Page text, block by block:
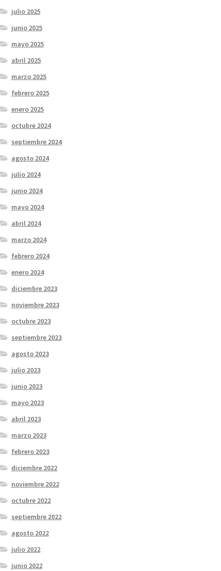
julio 2025
junio 2025
mayo 2025
abril 2025
marzo 2025
febrero 2025
enero 2025
octubre 2024
septiembre 2024
agosto 2024
julio 2024
junio 2024
mayo 2024
abril 2024
marzo 2024
febrero 2024
enero 2024
diciembre 2023
noviembre 2023
octubre 2023
septiembre 2023
agosto 2023
julio 2023
junio 2023
mayo 2023
abril 2023
marzo 2023
febrero 2023
diciembre 2022
noviembre 2022
octubre 2022
septiembre 2022
agosto 2022
julio 2022
junio 2022